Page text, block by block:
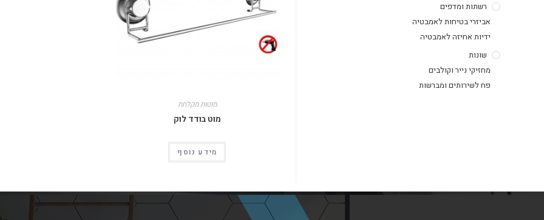
מוטות מקלחת
מוט בודד לוק
מידע נוסף
רשתות ומדפים
אביזרי בטיחות לאמבטיה
ידיות אחיזה לאמבטיה
שונות
מחזיקי נייר וקולבים
פח לשירותים ומברשות